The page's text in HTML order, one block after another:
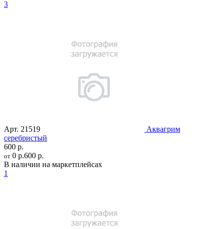
3
Арт. 21519
Аквагрим
серебристый
600 р.
от 0 р.600 р.
В наличии на маркетплейсах
1